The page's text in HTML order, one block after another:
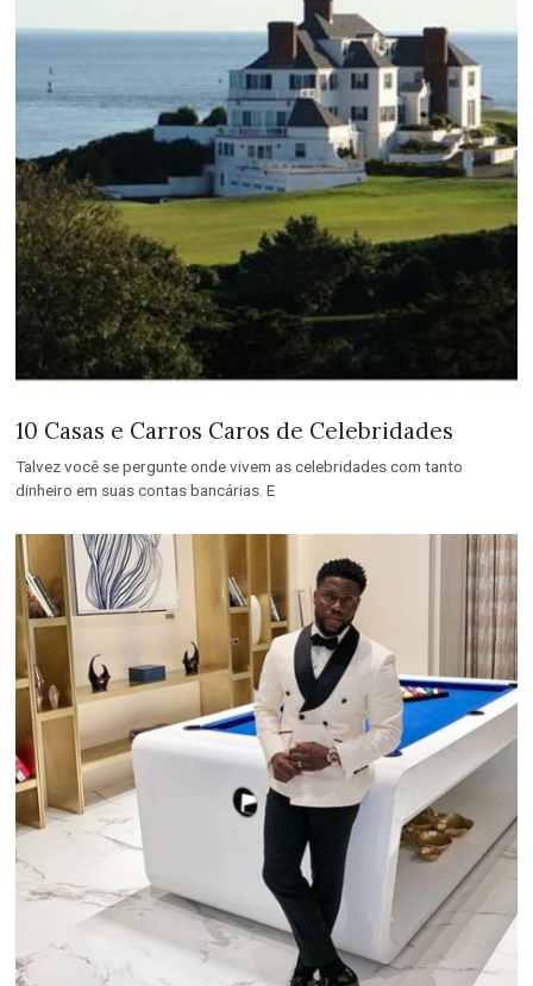
10 Casas e Carros Caros de Celebridades
Talvez você se pergunte onde vivem as celebridades com tanto
dinheiro em suas contas bancárias. E